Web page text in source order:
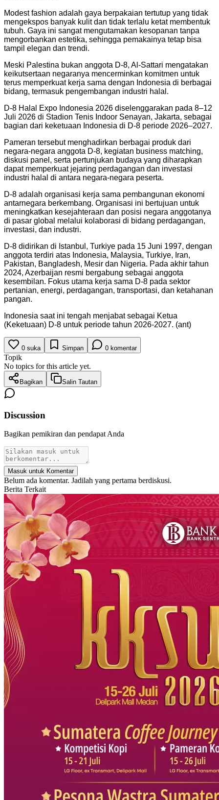
Modest fashion adalah gaya berpakaian tertutup yang tidak
mengekspos banyak kulit dan tidak terlalu ketat membentuk
tubuh. Gaya ini sangat mengutamakan kesopanan tanpa
mengorbankan estetika, sehingga pemakainya tetap bisa
tampil elegan dan trendi.
Meski Palestina bukan anggota D-8, Al-Sattari mengatakan
keikutsertaan negaranya mencerminkan komitmen untuk
terus memperkuat kerja sama dengan Indonesia di berbagai
bidang, termasuk pengembangan industri halal.
D-8 Halal Expo Indonesia 2026 diselenggarakan pada 8–12
Juli 2026 di Stadion Tenis Indoor Senayan, Jakarta, sebagai
bagian dari keketuaan Indonesia di D-8 periode 2026–2027.
Pameran tersebut menghadirkan berbagai produk dari
negara-negara anggota D-8, kegiatan business matching,
diskusi panel, serta pertunjukan budaya yang diharapkan
dapat memperkuat jejaring perdagangan dan investasi
industri halal di antara negara-negara peserta.
D-8 adalah organisasi kerja sama pembangunan ekonomi
antarnegara berkembang. Organisasi ini bertujuan untuk
meningkatkan kesejahteraan dan posisi negara anggotanya
di pasar global melalui kolaborasi di bidang perdagangan,
investasi, dan industri.
D-8 didirikan di Istanbul, Turkiye pada 15 Juni 1997, dengan
anggota terdiri atas Indonesia, Malaysia, Turkiye, Iran,
Pakistan, Bangladesh, Mesir dan Nigeria. Pada akhir tahun
2024, Azerbaijan resmi bergabung sebagai anggota
kesembilan. Fokus utama kerja sama D-8 pada sektor
pertanian, energi, perdagangan, transportasi, dan ketahanan
pangan.
Indonesia saat ini tengah menjabat sebagai Ketua
(Keketuaan) D-8 untuk periode tahun 2026-2027. (ant)
0 suka Simpan 0 komentar
Topik
No topics for this article yet.
Bagikan Salin Tautan
Discussion
Bagikan pemikiran dan pendapat Anda
Masuk untuk Komentar
Belum ada komentar. Jadilah yang pertama berdiskusi.
Berita Terkait